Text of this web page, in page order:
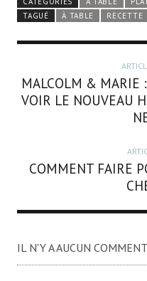
TAGUÉ
À TABLE RECETTE
MALCOLM & MARIE
VOIR LE NOUVEAU
COMMENT FAIRE
IL N'Y A AUCUN